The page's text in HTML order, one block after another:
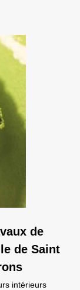
de
de Saint
intérieurs